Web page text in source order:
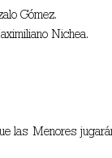
Gómez.
Nichea.
las Menores